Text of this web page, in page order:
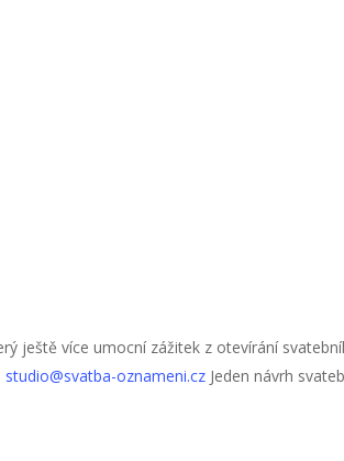
ještě více umocní zážitek z otevírání
studio@svatba-oznameni.cz Jeden návrh